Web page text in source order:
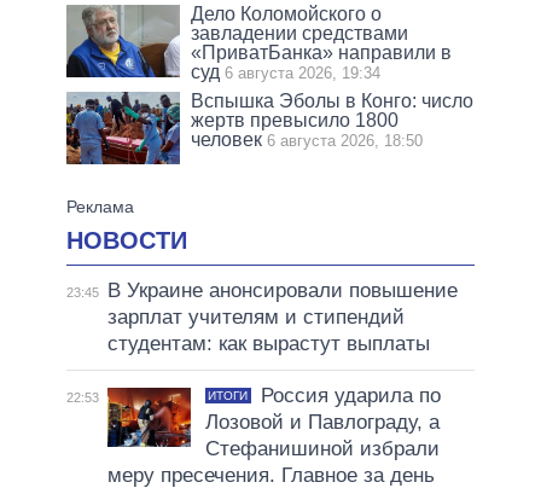
Дело Коломойского о
завладении средствами
«ПриватБанка» направили в
суд 6 августа 2026, 19:34
Вспышка Эболы в Конго: число
жертв превысило 1800
человек 6 августа 2026, 18:50
НОВОСТИ
23:45
В Украине анонсировали повышение
зарплат учителям и стипендий
студентам: как вырастут выплаты
22:53 ИТОГИ
Россия ударила по
Лозовой и Павлограду, а
Стефанишиной избрали
меру пресечения. Главное за день